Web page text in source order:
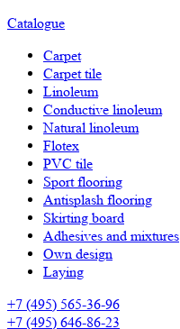
Catalogue
Carpet
Carpet tile
Linoleum
Сonductive linoleum
Natural linoleum
Flotex
PVC tile
Sport flooring
Antisplash flooring
Skirting board
Adhesives and mixtures
Own design
Laying
+7 (495) 565-36-96
+7 (495) 646-86-23